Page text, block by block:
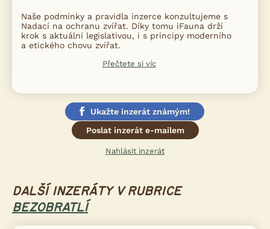
Naše podmínky a pravidla inzerce konzultujeme s
Nadací na ochranu zvířat. Díky tomu iFauna drží
krok s aktuální legislativou, i s principy moderního
a etického chovu zvířat.
Přečtete si víc
Ukažte inzerát známým!
Poslat inzerát e-mailem
Nahlásit inzerát
DALŠÍ INZERÁTY V RUBRICE
BEZOBRATLÍ